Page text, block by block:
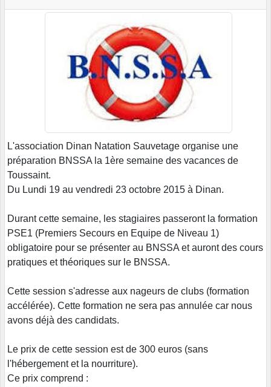
L'association Dinan Natation Sauvetage organise une
préparation BNSSA la 1ère semaine des vacances de
Toussaint.
Du Lundi 19 au vendredi 23 octobre 2015 à Dinan.
Durant cette semaine, les stagiaires passeront la formation
PSE1 (Premiers Secours en Equipe de Niveau 1)
obligatoire pour se présenter au BNSSA et auront des cours
pratiques et théoriques sur le BNSSA.
Cette session s'adresse aux nageurs de clubs (formation
accélérée). Cette formation ne sera pas annulée car nous
avons déjà des candidats.
Le prix de cette session est de 300 euros (sans
l'hébergement et la nourriture).
Ce prix comprend :